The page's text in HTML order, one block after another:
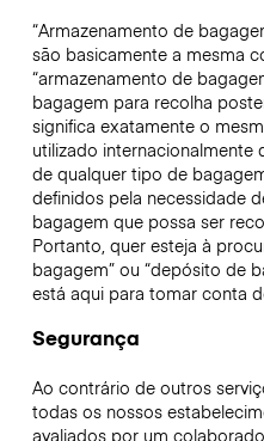
“Armazenamento de
são basicamente a mesma
“armazenamento de
bagagem para recolha
significa exatamente o
utilizado internacionalmente
de qualquer tipo de
definidos pela necessidade
bagagem que possa ser
Portanto, quer esteja à
bagagem” ou “depósito de
está aqui para tomar conta
Segurança
Ao contrário de outros
todas os nossos
avaliados por um